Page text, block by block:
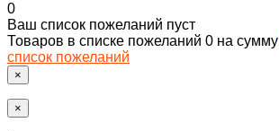
0
Ваш список пожеланий пуст
Товаров в списке пожеланий 0 на сумму
список пожеланий
×
×